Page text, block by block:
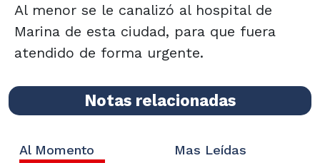
Al menor se le canalizó al hospital de
Marina de esta ciudad, para que fuera
atendido de forma urgente.
Notas relacionadas
Al Momento Mas Leídas